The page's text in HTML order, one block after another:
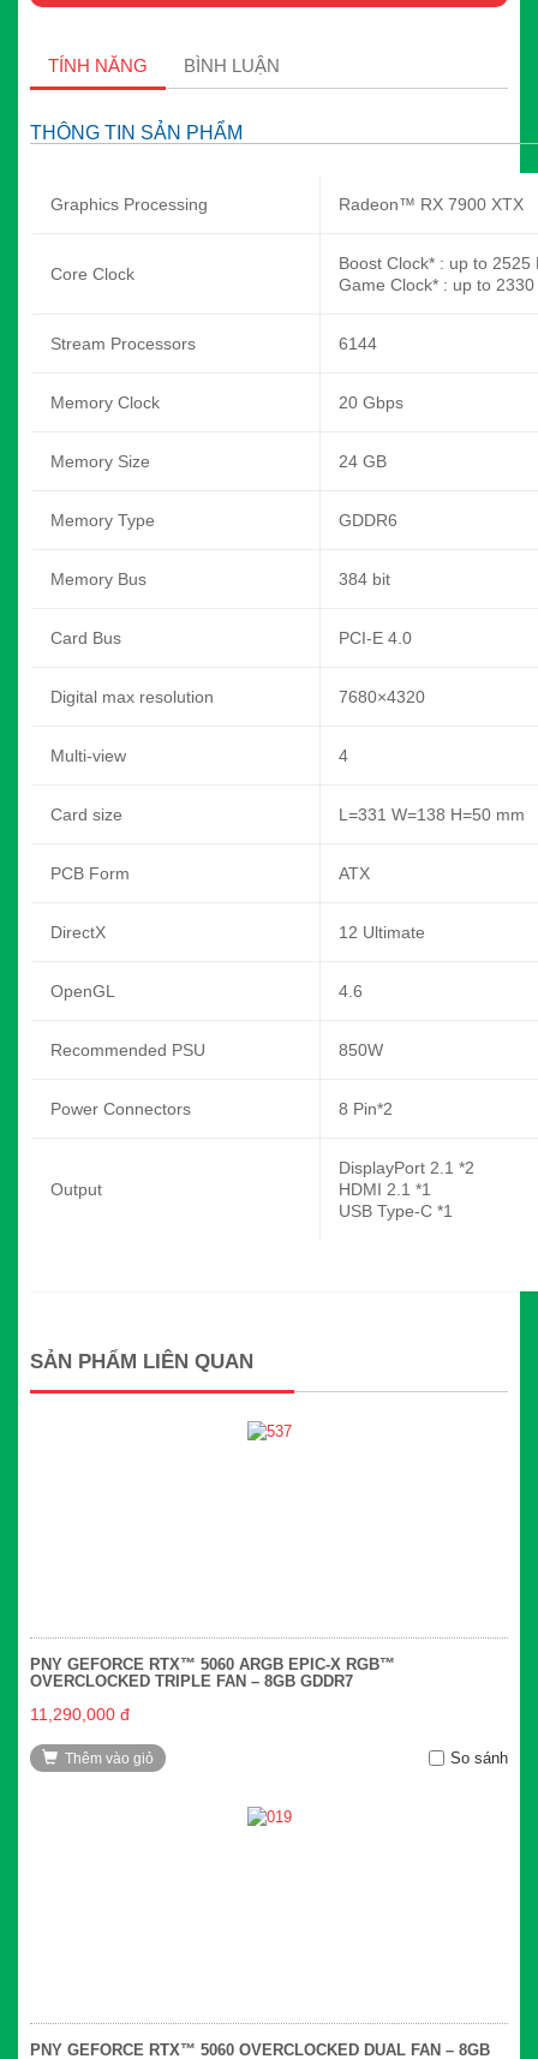
TÍNH NĂNG BÌNH LUẬN
THÔNG TIN SẢN PHẨM
Graphics Processing Radeon™ RX 7900 XTX
Core Clock
Boost Clock* : up to
Game Clock* : up to
Stream Processors 6144
Memory Clock 20 Gbps
Memory Size 24 GB
Memory Type GDDR6
Memory Bus 384 bit
Card Bus PCI-E 4.0
Digital max resolution 7680×4320
Multi-view 4
Card size L=331 W=138 H=50 mm
PCB Form ATX
DirectX 12 Ultimate
OpenGL 4.6
Recommended PSU 850W
Power Connectors 8 Pin*2
Output
DisplayPort 2.1 *2
HDMI 2.1 *1
USB Type-C *1
SẢN PHẨM LIÊN QUAN
PNY GEFORCE RTX™ 5060 ARGB EPIC-X RGB™
OVERCLOCKED TRIPLE FAN – 8GB GDDR7
11,290,000 đ
Thêm vào giỏ So sánh
PNY GEFORCE RTX™ 5060 OVERCLOCKED DUAL FAN – 8GB